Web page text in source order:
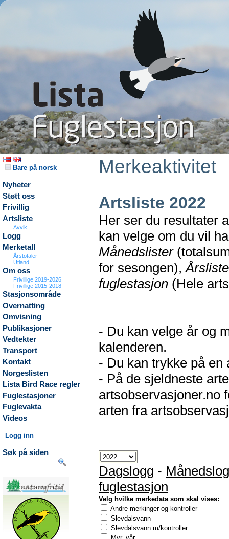
Bare på norsk
Nyheter
Støtt oss
Frivillig
Artsliste
Avvik
Logg
Merketall
Årstotaler
Utland
Om oss
Frivillige 2019-2026
Frivillige 2015-2018
Stasjonsområde
Overnatting
Omvisning
Publikasjoner
Vedtekter
Transport
Kontakt
Norgeslisten
Lista Bird Race regler
Fuglestasjoner
Fuglevakta
Videos
Logg inn
Søk på siden
Merkeaktivitet
Artsliste 2022
Her ser du resultater
kan velge om du vil
Månedslister
for sesongen),
fuglestasjon (Hele
- Du kan velge år og
kalenderen.
- Du kan trykke på en
- På de sjeldneste
artsobservasjoner.no
arten fra
Dagslogg -
fuglestasjon
Velg hvilke merkedata som skal vises:
Andre merkinger og kontroller
Slevdalsvann
Slevdalsvann m/kontroller